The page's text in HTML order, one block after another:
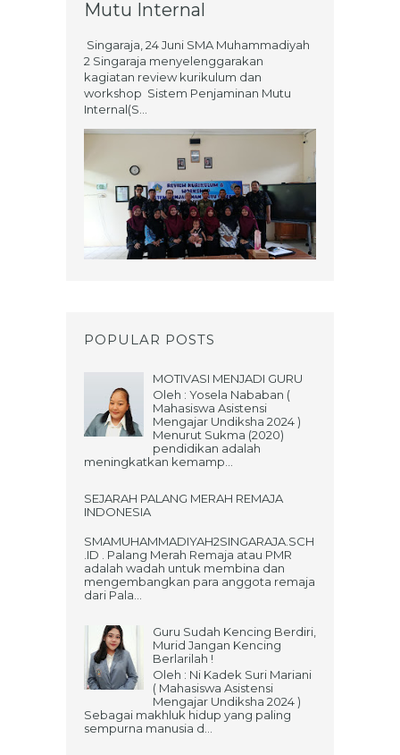
Mutu Internal
Singaraja, 24 Juni SMA Muhammadiyah
2 Singaraja menyelenggarakan
kagiatan review kurikulum dan
workshop Sistem Penjaminan Mutu
Internal(S...
POPULAR POSTS
MOTIVASI MENJADI GURU
Oleh : Yosela Nababan (
Mahasiswa Asistensi
Mengajar Undiksha 2024 )
Menurut Sukma (2020)
pendidikan adalah
meningkatkan kemamp...
SEJARAH PALANG MERAH REMAJA
INDONESIA
SMAMUHAMMADIYAH2SINGARAJA.SCH
.ID . Palang Merah Remaja atau PMR
adalah wadah untuk membina dan
mengembangkan para anggota remaja
dari Pala...
Guru Sudah Kencing Berdiri,
Murid Jangan Kencing
Berlarilah !
Oleh : Ni Kadek Suri Mariani
( Mahasiswa Asistensi
Mengajar Undiksha 2024 )
Sebagai makhluk hidup yang paling
sempurna manusia d...